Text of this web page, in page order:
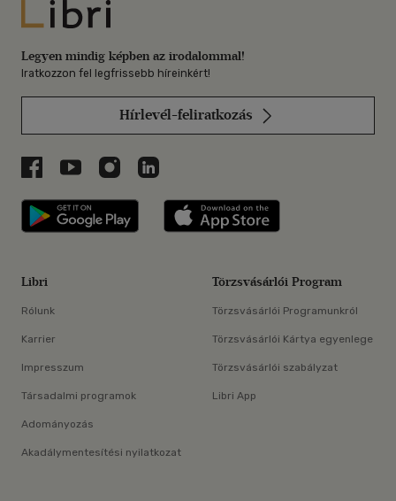
Libri
Legyen mindig képben az irodalommal!
Iratkozzon fel legfrissebb híreinkért!
Hírlevél-feliratkozás
Libri a Facebookon
Libri a Youtube-on
Libri az Instagramon
Libri a LinkedInen
Libri applikáció Szerezd meg: Google
Libri
Rólunk
Karrier
Impresszum
Társadalmi programok
Adományozás
Akadálymentesítési nyilatkozat
Törzsvásárlói Program
Törzsvásárlói Programunkról
Törzsvásárlói Kártya egyenlege
Törzsvásárlói szabályzat
Libri App